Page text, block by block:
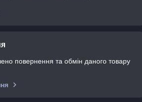
повернення та обмін даного товару